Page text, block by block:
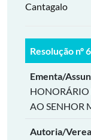
Cantagalo
Resolução nº
Ementa/
HONORÁRIO
AO SENHOR
Autoria/